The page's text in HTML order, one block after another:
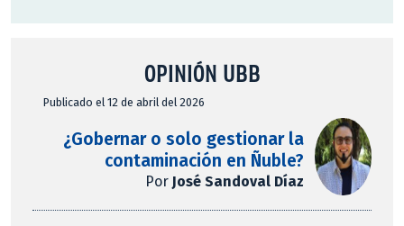
OPINIÓN UBB
Publicado el 12 de abril del 2026
¿Gobernar o solo gestionar la
contaminación en Ñuble?
Por José Sandoval Díaz